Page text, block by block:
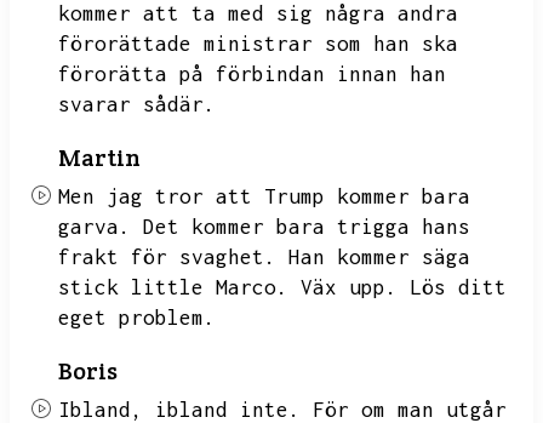
kommer att ta med sig några andra
förorättade ministrar som han ska
förorätta på förbindan innan han
svarar sådär.
Martin
Men jag tror att Trump kommer bara
garva.
Det kommer bara trigga hans
frakt för svaghet.
Han kommer säga
stick little Marco.
Väx upp.
Lös ditt
eget problem.
Boris
Ibland, ibland inte.
För om man utgår